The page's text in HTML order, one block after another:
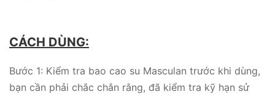
CÁCH DÙNG:
Bước 1: Kiểm tra bao cao su Masculan trước khi dùng,
bạn cần phải chắc chắn rằng, đã kiểm tra kỹ hạn sử